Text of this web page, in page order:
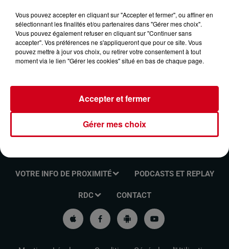
8 novembre 2024 - 8 min 44 sec
LE JOURNAL DU 08/11/2024
Ecouter l'info locale
VOTRE INFO DE PROXIMITÉ PODCASTS ET REPLAY
RDC CONTACT
Vous pouvez accepter en cliquant sur "Accepter et fermer", ou affiner en
sélectionnant les finalités et/ou partenaires dans "Gérer mes choix".
Vous pouvez également refuser en cliquant sur "Continuer sans
accepter". Vos préférences ne s'appliqueront que pour ce site. Vous
pouvez mettre à jour vos choix, ou retirer votre consentement à tout
moment via le lien "Gérer les cookies" situé en bas de chaque page.
Gérer mes choix
Accepter et fermer